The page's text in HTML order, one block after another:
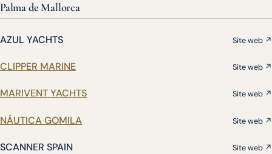
Palma de Mallorca
AZUL YACHTS Site web ↗
CLIPPER MARINE Site web ↗
MARIVENT YACHTS Site web ↗
NÁUTICA GOMILA Site web ↗
SCANNER SPAIN Site web ↗